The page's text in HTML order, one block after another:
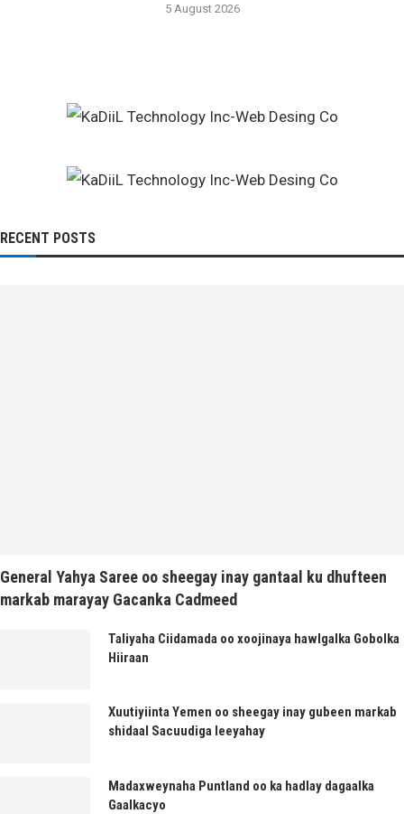
5 August 2026
RECENT POSTS
General Yahya Saree oo sheegay inay gantaal ku dhufteen
markab marayay Gacanka Cadmeed
Taliyaha Ciidamada oo xoojinaya hawlgalka Gobolka
Hiiraan
Xuutiyiinta Yemen oo sheegay inay gubeen markab
shidaal Sacuudiga leeyahay
Madaxweynaha Puntland oo ka hadlay dagaalka
Gaalkacyo